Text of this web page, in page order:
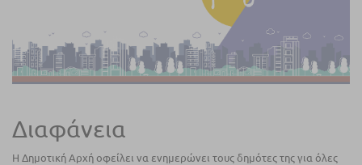
Διαφάνεια
Η Δημοτική Αρχή οφείλει να ενημερώνει τους δημότες της για όλες